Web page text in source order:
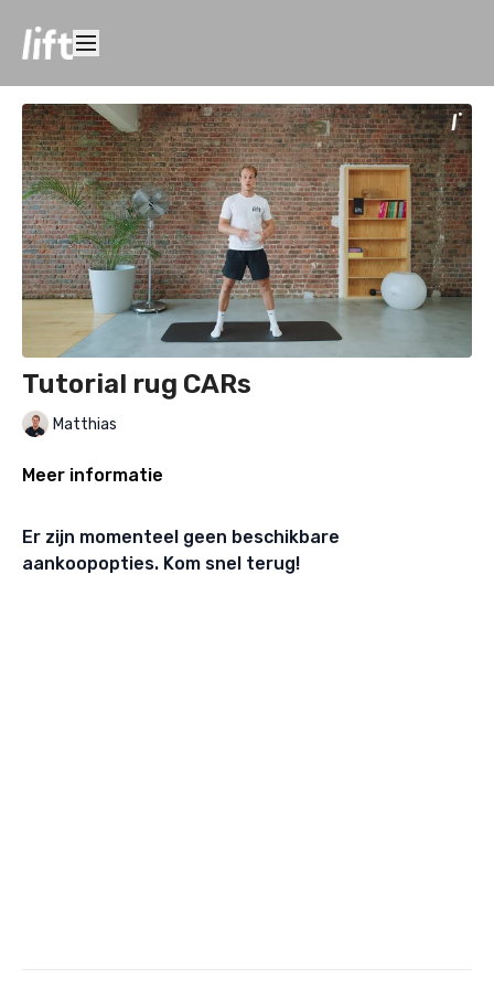
Tutorial rug CARs
Matthias
Meer informatie
Er zijn momenteel geen beschikbare
aankoopopties. Kom snel terug!